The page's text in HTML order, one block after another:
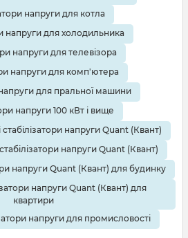
напруги для котла
напруги для холодильника
напруги для телевізора
напруги для комп'ютера
для пральної машини
напруги 100 кВт і вище
напруги Quant (Квант)
напруги Quant (Квант)
напруги Quant (Квант) для будинку
напруги Quant (Квант) для
квартири
напруги для промисловості